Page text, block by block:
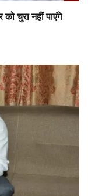
चुरा नहीं पाएंगे